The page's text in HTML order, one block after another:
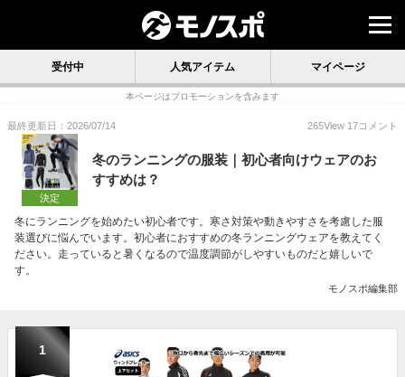
受付中 人気アイテム マイページ
本ページはプロモーションを含みます
最終更新日：2026/07/14 265View 17コメント
決定
冬のランニングの服装｜初心者向けウェアのお
すすめは？
冬にランニングを始めたい初心者です。寒さ対策や動きやすさを考慮した服
装選びに悩んでいます。初心者におすすめの冬ランニングウェアを教えてく
ださい。走っていると暑くなるので温度調節がしやすいものだと嬉しいで
す。
モノスポ編集部
1